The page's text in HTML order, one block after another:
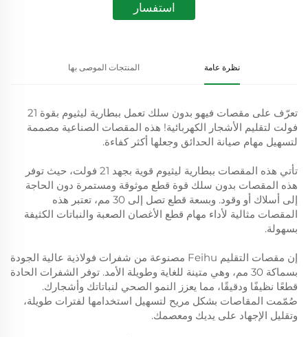
استفسار
نظرة عامة المنتجات الموصى بها
تعرّف على مقصات فيهو بدون سلك تعمل ببطارية ليثيوم بقوة 21
فولت لتقليم الأشجار الكهربائية! هذه المقصات الصناعية مصممة
لتسهيل مهام صيانة الحدائق وجعلها أكثر كفاءة.
تأتي هذه المقصات ببطارية ليثيوم قوية بجهد 21 فولت، حيث توفر
هذه المقصات بدون سلك قوة قطع موثوقة ومستمرة دون الحاجة
إلى أسلاك أو وقود. وبسعة قطع تصل إلى 30 مم، تعتبر هذه
المقصات مثالية لأداء مهام قطع الأغصان الصعبة والنباتات الكثيفة
بسهولة.
إن مقصات التقليم Feihu مصنوعة من شفرات فولاذية عالية الجودة
بسماكة 30 مم، وهي متينة للغاية وطويلة الأمد. توفر الشفرات الحادة
قطعًا نظيفًا ودقيقًا، مما يعزز النمو الصحي لنباتاتك وأشجارك.
صُمّمت المقاصات بشكل مريح لتسهيل استخدامها لفترات طويلة،
وتقليل الإجهاد على يديك ومعصمك.